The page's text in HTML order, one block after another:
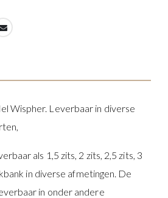
Wispher. Leverbaar in diverse
als 1,5 zits, 2 zits, 2,5 zits, 3
in diverse afmetingen. De
in onder andere